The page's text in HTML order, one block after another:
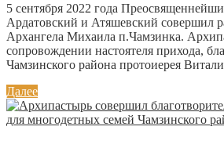
5 сентября 2022 года
Ардатовский и Атяшевский совершил
Архангела Михаила п.Чамзинка.
сопровождении настоятеля прихода,
Чамзинского района протоиерея
Далее